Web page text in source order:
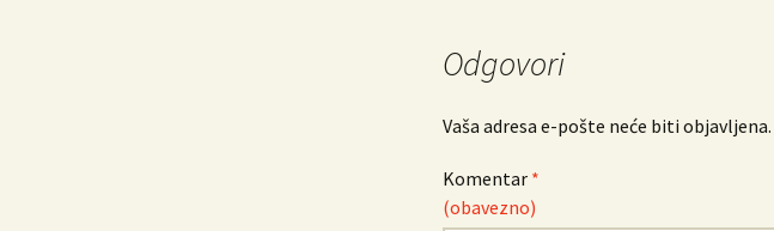
Odgovori
Vaša adresa e-pošte neće biti objavljena.
Komentar *
(obavezno)